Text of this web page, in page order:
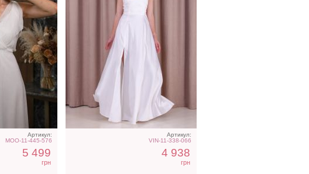
Артикул:
MOO-11-445-576
5 499
грн
Артикул:
VIN-11-338-066
4 938
грн